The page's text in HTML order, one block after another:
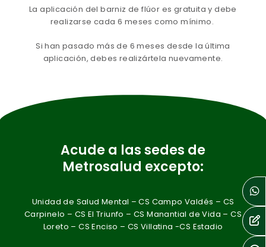
La aplicación del barniz de flúor es gratuita y debe
realizarse cada 6 meses como mínimo.
Si han pasado más de 6 meses desde la última
aplicación, debes realizártela nuevamente.
Acude a las sedes de
Metrosalud excepto:
Unidad de Salud Mental – CS Campo Valdés – CS
Carpinelo – CS El Triunfo – CS Manantial de Vida – CS
Loreto – CS Enciso – CS Villatina -CS Estadio